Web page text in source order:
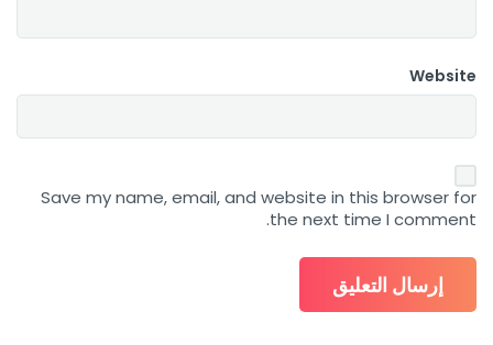
Website
Save my name, email, and website in this browser for
the next time I comment.